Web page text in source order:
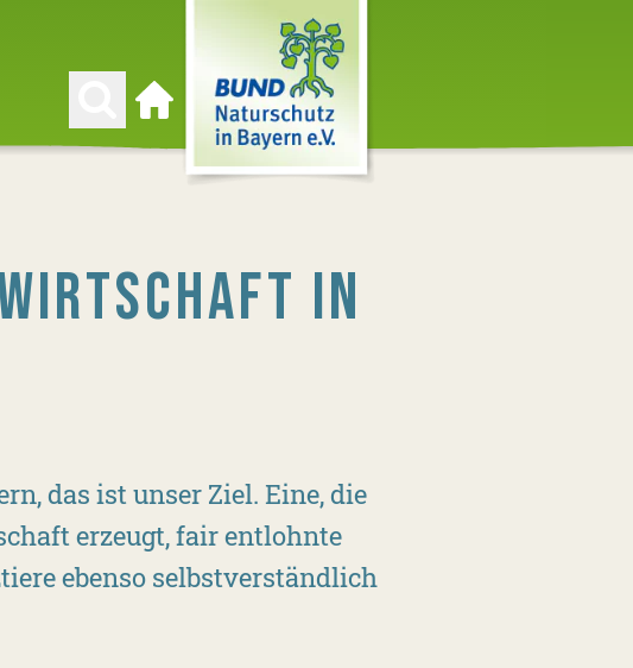
Zur Startseite
IN
das ist unser Ziel. Eine, die
erzeugt, fair entlohnte
ebenso selbstverständlich